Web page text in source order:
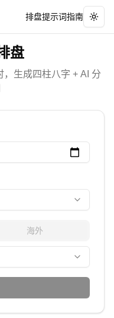
排盘提示词指南
盘
生成四柱八字 + AI 分
海外